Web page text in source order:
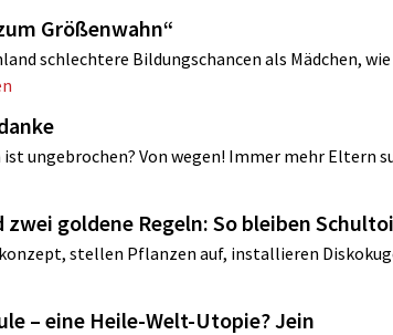
Größenwahn“
schlechtere Bildungschancen als Mädchen,
ist ungebrochen? Von wegen! Immer mehr Eltern
zwei goldene Regeln: So bleiben
stellen Pflanzen auf, installieren
– eine Heile-Welt-Utopie? Jein